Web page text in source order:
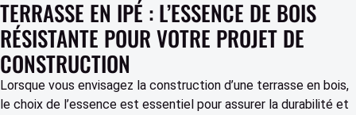
TERRASSE EN IPÉ : L’ESSENCE DE BOIS
RÉSISTANTE POUR VOTRE PROJET DE
CONSTRUCTION
Lorsque vous envisagez la construction d’une terrasse en bois,
le choix de l’essence est essentiel pour assurer la durabilité et